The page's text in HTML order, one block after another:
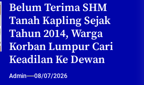
Belum Terima SHM
Tanah Kapling Sejak
Tahun 2014, Warga
Korban Lumpur Cari
Keadilan Ke Dewan
Admin 08/07/2026